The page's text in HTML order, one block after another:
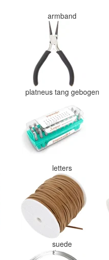
armband
platneus tang gebogen
letters
suede